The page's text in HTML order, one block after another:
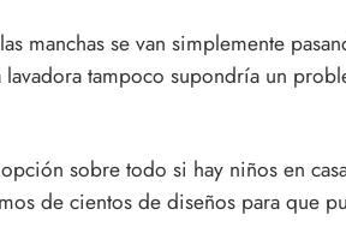
manchas se van simplemente
tampoco supondría un
sobre todo si hay niños en
de cientos de diseños para que